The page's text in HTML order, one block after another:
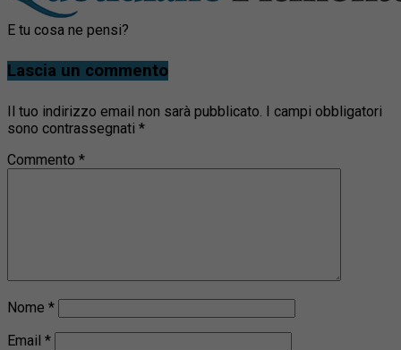
E tu cosa ne pensi?
Lascia un commento
Il tuo indirizzo email non sarà pubblicato. I campi obbligatori
sono contrassegnati *
Commento *
Nome *
Email *